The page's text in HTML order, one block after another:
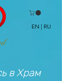
EN | RU
в Храм